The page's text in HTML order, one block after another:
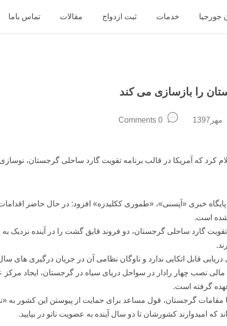
جورجیا خدمات ثبت ازدواج مقالات تماس باما
را بازسازی می کند
0 Comments
کرد که آمریکا در قالب برنامه تقویت گارد ساحلی گرجستان،
خبری «آپسنی»، «طموری ککلیدزه» افزود: در حال حاضر
شده است.
گارد ساحلی گرجستان، دو فروند قایق گشت را در آینده نزدیک به
ندارد و ناوگان نظامی آن در جریان درگیری های سال 2008 میلادی با روسیه خسارت جدی دیده
مالی نصب چهار رادار در سواحل دریای سیاه در گرجستان، ایجاد
گرفته است.
با مقامات گرجستان، قول مساعد برای حمایت از پیوستن این کشور به
که امیدوارند کشورشان تا دو سال آینده به عضویت ناتو در بیایید.